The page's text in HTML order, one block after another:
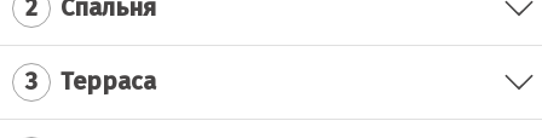
2 Спальня
3 Терраса